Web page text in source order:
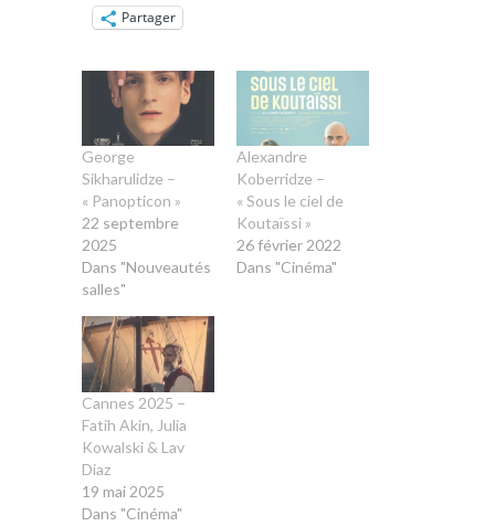
Partager
George
Sikharulidze –
« Panopticon »
22 septembre
2025
Dans "Nouveautés
salles"
Alexandre
Koberridze –
« Sous le ciel de
Koutaïssi »
26 février 2022
Dans "Cinéma"
Cannes 2025 –
Fatih Akin, Julia
Kowalski & Lav
Diaz
19 mai 2025
Dans "Cinéma"